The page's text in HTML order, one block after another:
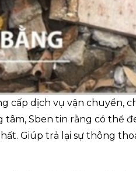
cấp dịch vụ vận chuyển,
Sben tin rằng có thể
Giúp trả lại sự thông